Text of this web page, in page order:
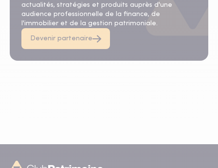
actualités, stratégies et produits auprès d'une
audience professionnelle de la finance, de
l'immobilier et de la gestion patrimoniale.
Devenir partenaire